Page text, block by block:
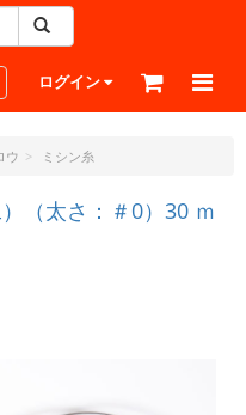
ログイン
ウ ミシン糸
（太さ：＃0）30 ｍ